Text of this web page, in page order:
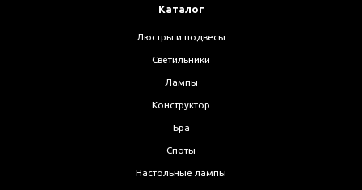
Каталог
Люстры и подвесы
Светильники
Лампы
Конструктор
Бра
Споты
Настольные лампы